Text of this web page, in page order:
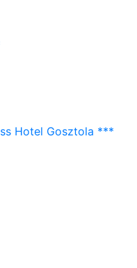
Hotel Gosztola ***